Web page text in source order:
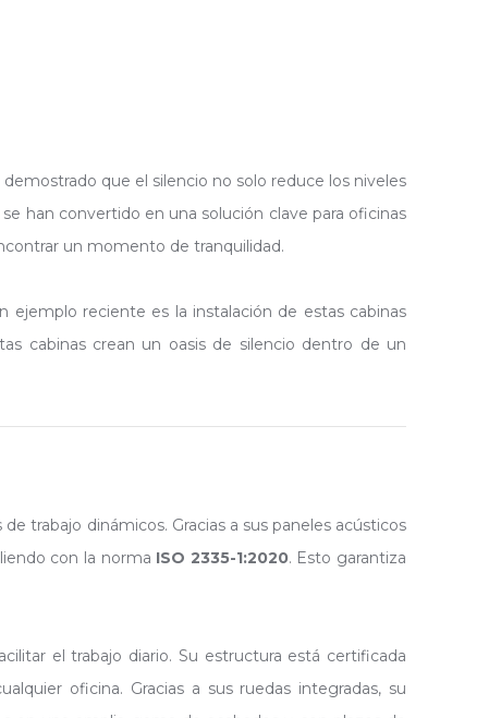
que el silencio no solo reduce los niveles
se han convertido en una solución clave para oficinas
un momento de tranquilidad.
ejemplo reciente es la instalación de estas cabinas
cabinas crean un oasis de silencio dentro de un
trabajo dinámicos. Gracias a sus paneles acústicos
con la norma ISO 2335-1:2020. Esto garantiza
el trabajo diario. Su estructura está certificada
oficina. Gracias a sus ruedas integradas, su